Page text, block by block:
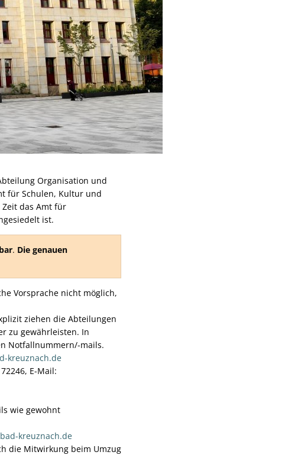
Organisation und
für Schulen, Kultur und
das Amt für
ist.
. Die genauen
Vorsprache nicht möglich,
ziehen die Abteilungen
zu gewährleisten. In
Notfallnummern/-mails.
kreuznach.de
E-Mail:
wie gewohnt
kreuznach.de
die Mitwirkung beim Umzug